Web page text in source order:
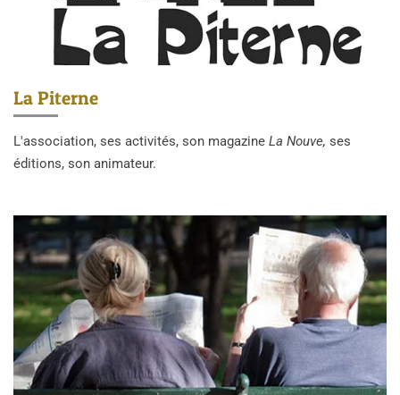
La Piterne
L'association, ses activités, son magazine La Nouve, ses
éditions, son animateur.